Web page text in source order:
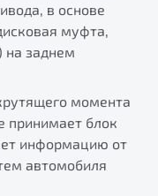
в основе
муфта,
на заднем
момента
принимает блок
информацию от
автомобиля